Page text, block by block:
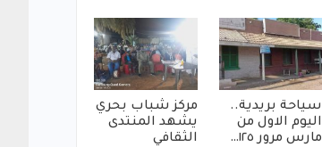
سياحة بريدية..
اليوم الاول من
مارس مرور ١٢٥…
مركز شباب بحري
يشهد المنتدى
الثقافي